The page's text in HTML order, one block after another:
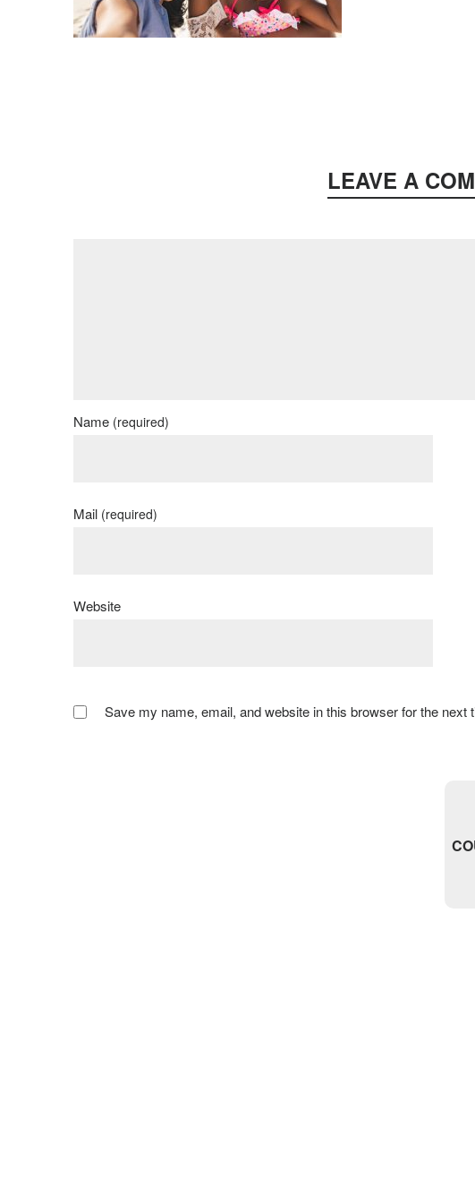
LEAVE A
Name (required)
Mail (required)
Website
Save my name, email, and website in this browser for the next